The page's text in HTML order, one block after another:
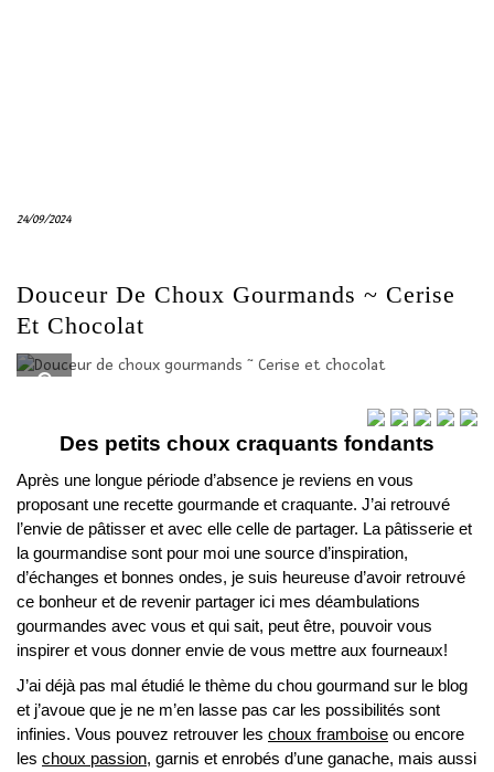
24/09/2024
Douceur De Choux Gourmands ~ Cerise
Et Chocolat
Des petits choux craquants fondants
Après une longue période d’absence je reviens en vous
proposant une recette gourmande et craquante. J’ai retrouvé
l’envie de pâtisser et avec elle celle de partager. La pâtisserie et
la gourmandise sont pour moi une source d’inspiration,
d’échanges et bonnes ondes, je suis heureuse d’avoir retrouvé
ce bonheur et de revenir partager ici mes déambulations
gourmandes avec vous et qui sait, peut être, pouvoir vous
inspirer et vous donner envie de vous mettre aux fourneaux!
J’ai déjà pas mal étudié le thème du chou gourmand sur le blog
et j’avoue que je ne m’en lasse pas car les possibilités sont
infinies. Vous pouvez retrouver les choux framboise ou encore
les choux passion, garnis et enrobés d’une ganache, mais aussi